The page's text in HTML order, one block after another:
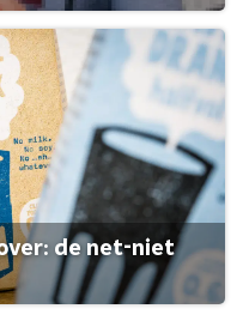
de net-niet